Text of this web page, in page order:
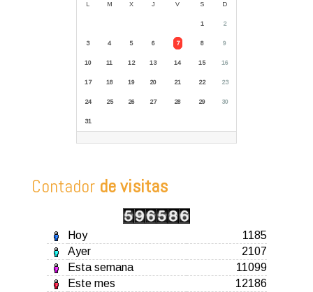
L M X J V S D
1 2
3 4 5 6 7 8 9
10 11 12 13 14 15 16
17 18 19 20 21 22 23
24 25 26 27 28 29 30
31
Contador de visitas
Hoy
1185
Ayer
2107
Esta semana
11099
Este mes
12186